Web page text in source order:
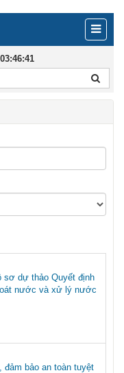
03:46:41
sơ dự thảo Quyết định
nước và xử lý nước
bảo an toàn tuyệt